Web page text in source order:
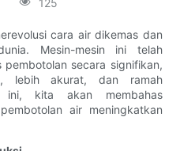
125
cara air dikemas dan
Mesin-mesin ini telah
secara signifikan,
lebih akurat, dan ramah
ini, kita akan membahas
air meningkatkan